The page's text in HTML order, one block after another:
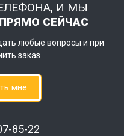
И МЫ
ПРЯМО СЕЙЧАС
любые вопросы и при
заказ
мне
85-22